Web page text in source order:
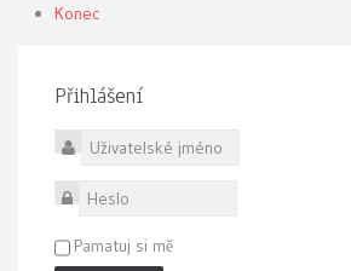
Konec
Přihlášení
Uživatelské jméno
Heslo
Pamatuj si mě